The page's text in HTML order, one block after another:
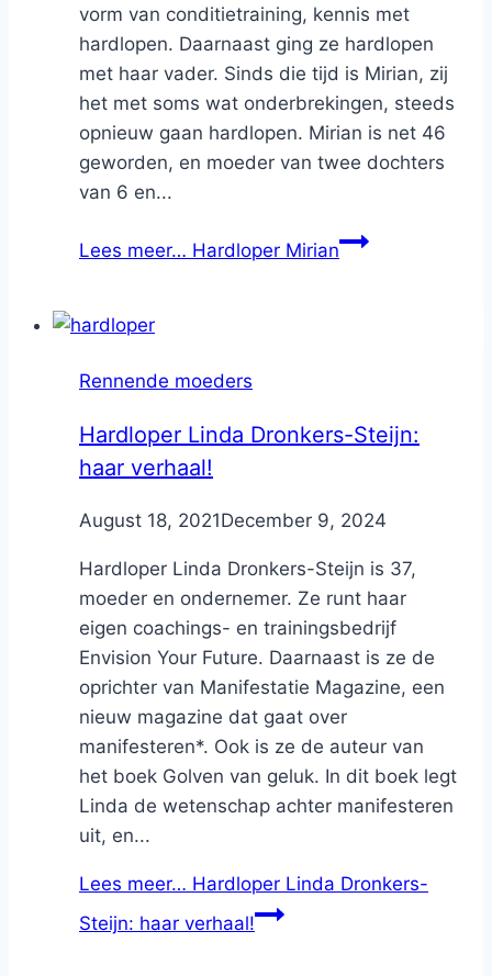
vorm van conditietraining, kennis met
hardlopen. Daarnaast ging ze hardlopen
met haar vader. Sinds die tijd is Mirian, zij
het met soms wat onderbrekingen, steeds
opnieuw gaan hardlopen. Mirian is net 46
geworden, en moeder van twee dochters
van 6 en...
Lees meer… Hardloper Mirian
Rennende moeders
Hardloper Linda Dronkers-Steijn:
haar verhaal!
ByNicole
August 18, 2021December 9, 2024
Hardloper Linda Dronkers-Steijn is 37,
moeder en ondernemer. Ze runt haar
eigen coachings- en trainingsbedrijf
Envision Your Future. Daarnaast is ze de
oprichter van Manifestatie Magazine, een
nieuw magazine dat gaat over
manifesteren*. Ook is ze de auteur van
het boek Golven van geluk. In dit boek legt
Linda de wetenschap achter manifesteren
uit, en...
Lees meer… Hardloper Linda Dronkers-
Steijn: haar verhaal!